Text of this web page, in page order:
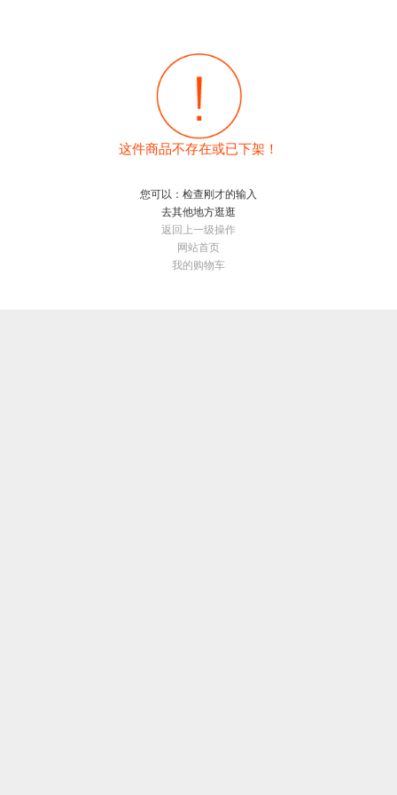
这件商品不存在或已下架！
您可以：检查刚才的输入
去其他地方逛逛
返回上一级操作
网站首页
我的购物车